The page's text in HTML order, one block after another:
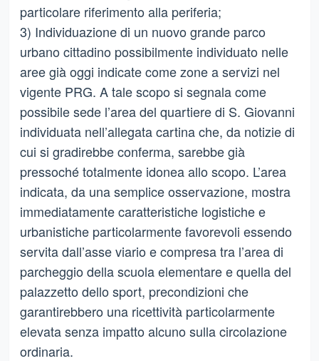
particolare riferimento alla periferia;
3) Individuazione di un nuovo grande parco
urbano cittadino possibilmente individuato nelle
aree già oggi indicate come zone a servizi nel
vigente PRG. A tale scopo si segnala come
possibile sede l’area del quartiere di S. Giovanni
individuata nell’allegata cartina che, da notizie di
cui si gradirebbe conferma, sarebbe già
pressoché totalmente idonea allo scopo. L’area
indicata, da una semplice osservazione, mostra
immediatamente caratteristiche logistiche e
urbanistiche particolarmente favorevoli essendo
servita dall’asse viario e compresa tra l’area di
parcheggio della scuola elementare e quella del
palazzetto dello sport, precondizioni che
garantirebbero una ricettività particolarmente
elevata senza impatto alcuno sulla circolazione
ordinaria.